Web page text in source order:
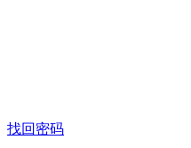
找回密码